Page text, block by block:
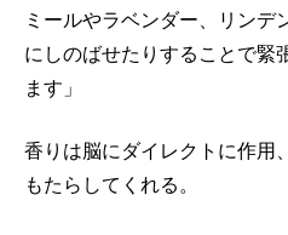
ミールやラベンダー、リンデ
にしのばせたりすることで緊
ます」
香りは脳にダイレクトに作用
もたらしてくれる。